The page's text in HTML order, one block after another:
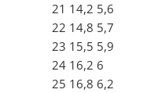
21 14,2 5,6
22 14,8 5,7
23 15,5 5,9
24 16,2 6
25 16,8 6,2